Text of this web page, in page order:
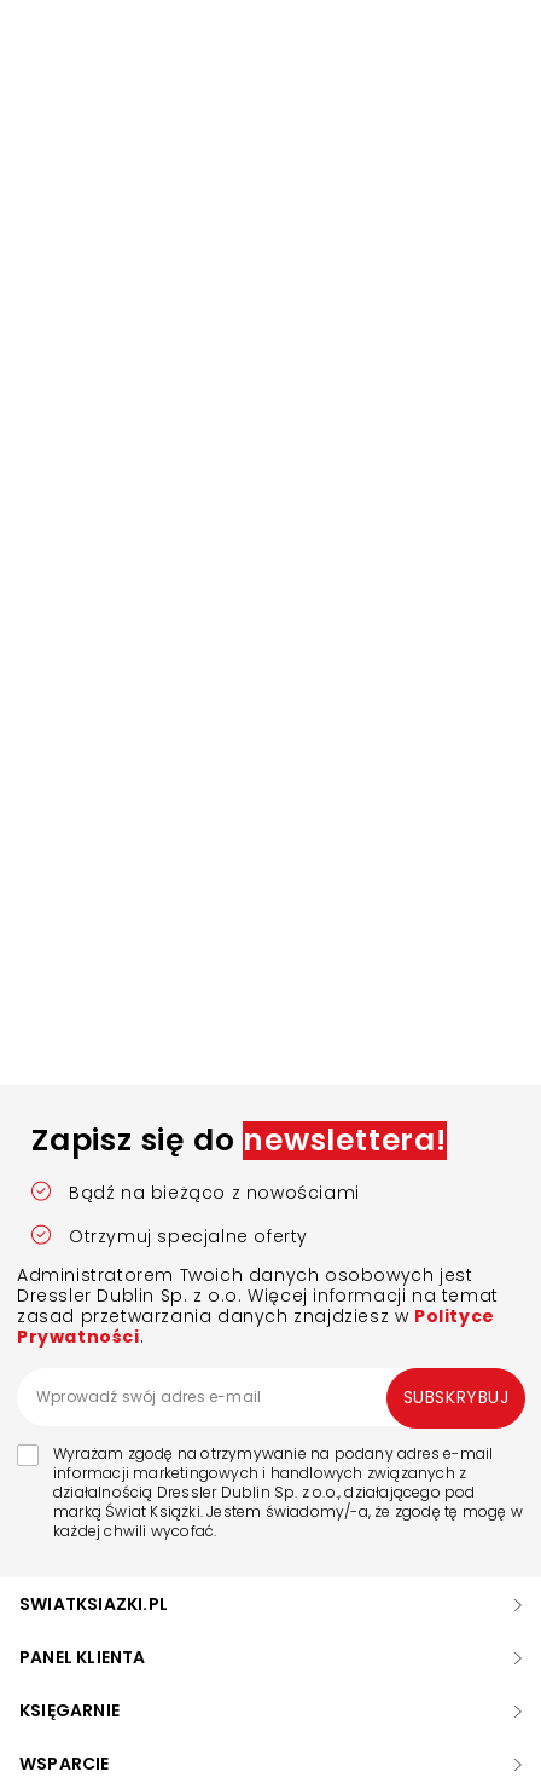
Zapisz się do newslettera!
Bądź na bieżąco z nowościami
Otrzymuj specjalne oferty
Administratorem Twoich danych osobowych jest
Dressler Dublin Sp. z o.o. Więcej informacji na temat
zasad przetwarzania danych znajdziesz w Polityce
Prywatności.
Wyrażam zgodę na otrzymywanie na podany adres e-mail
informacji marketingowych i handlowych związanych z
działalnością Dressler Dublin Sp. z o.o., działającego pod
marką Świat Książki. Jestem świadomy/-a, że zgodę tę mogę w
każdej chwili wycofać.
SUBSKRYBUJ
SWIATKSIAZKI.PL
PANEL KLIENTA
KSIĘGARNIE
WSPARCIE